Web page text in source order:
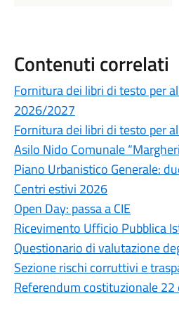
Contenuti correlati
Fornitura dei libri di testo per
2026/2027
Fornitura dei libri di testo per
Asilo Nido Comunale
Piano Urbanistico Generale:
Centri estivi 2026
Open Day: passa a CIE
Ricevimento Ufficio Pubblica
Questionario di valutazione
Sezione rischi corruttivi e
Referendum costituzionale